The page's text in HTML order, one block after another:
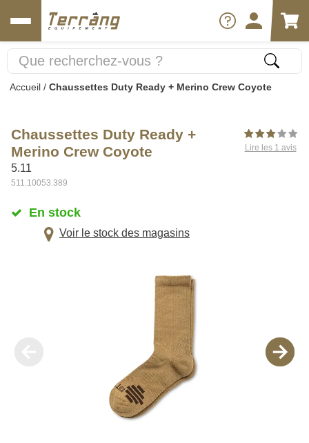
Accueil / Chaussettes Duty Ready + Merino Crew Coyote
Chaussettes Duty Ready +
Merino Crew Coyote
5.11
511.10053.389
Lire les 1 avis
En stock
Voir le stock des magasins